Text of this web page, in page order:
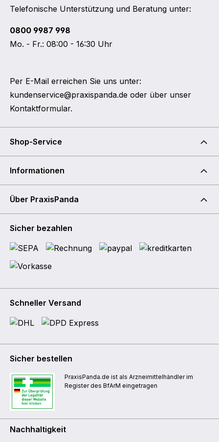
Telefonische Unterstützung und Beratung unter:
0800 9987 998
Mo. - Fr.: 08:00 - 16:30 Uhr
Per E-Mail erreichen Sie uns unter:
kundenservice@praxispanda.de oder über unser
Kontaktformular.
Shop-Service
Informationen
Über PraxisPanda
Sicher bezahlen
Schneller Versand
Sicher bestellen
PraxisPanda.de ist als Arzneimittelhändler im
Register des BfArM eingetragen
Nachhaltigkeit